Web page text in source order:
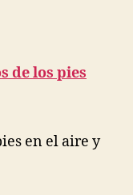
de los pies
en el aire y